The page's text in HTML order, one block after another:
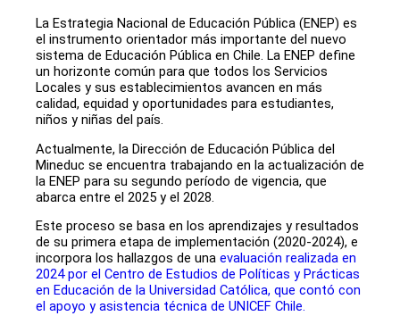
La Estrategia Nacional de Educación Pública (ENEP) es
el instrumento orientador más importante del nuevo
sistema de Educación Pública en Chile. La ENEP define
un horizonte común para que todos los Servicios
Locales y sus establecimientos avancen en más
calidad, equidad y oportunidades para estudiantes,
niños y niñas del país.
Actualmente, la Dirección de Educación Pública del
Mineduc se encuentra trabajando en la actualización de
la ENEP para su segundo período de vigencia, que
abarca entre el 2025 y el 2028.
Este proceso se basa en los aprendizajes y resultados
de su primera etapa de implementación (2020-2024), e
incorpora los hallazgos de una evaluación realizada en
2024 por el Centro de Estudios de Políticas y Prácticas
en Educación de la Universidad Católica, que contó con
el apoyo y asistencia técnica de UNICEF Chile.